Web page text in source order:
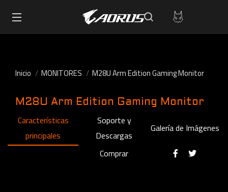
Inicio MONITORES M28U Arm Edition Gaming Monitor
M28U Arm Edition Gaming Monitor
Características
principales
Soporte y
Descargas
Galería de Imágenes
Comprar